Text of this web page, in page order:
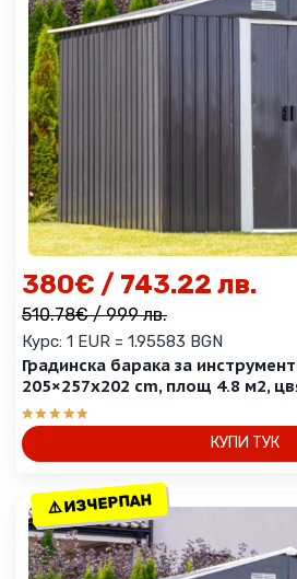
Градинска барака за
205×257х202 cm, площ 4.8 м2,
Оценено с
5.00
от 5
510.78€/ 999 лв.
380€ / 743.22 лв.
Курс: 1 EUR = 1.95583 BGN
КУПИ ТУК
⚠️ ИЗЧЕРПАН
⚠️ ИЗЧЕРПАН